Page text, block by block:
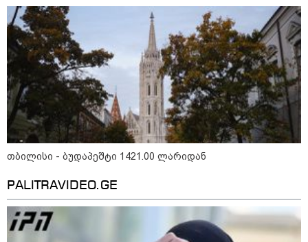
თბილისი - რომი 1365.70 ლარიდან
თბილისი - ბუდაპეშტი 1421.00 ლარიდან
PALITRAVIDEO.GE